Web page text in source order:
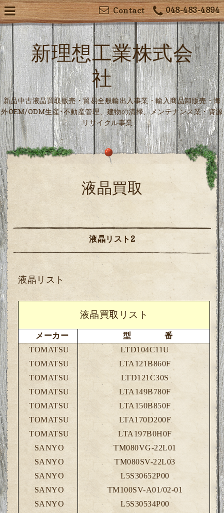
048-483-4894
Contact
新理想工業株式会
社
新品中古液晶買取販売・貿易全般輸出入事業・輸入商品卸販売・海
外OEM/ODM生産･不動産管理、建物の清掃、メンテナンス業・資源
リサイクル事業
液晶買取
液晶リスト2
液晶リスト
液晶買取リスト
メーカー
型 番
TOMATSU
LTD104C11U
TOMATSU
LTA121B860F
TOMATSU
LTD121C30S
TOMATSU
LTA149B780F
TOMATSU
LTA150B850F
TOMATSU
LTA170D200F
TOMATSU
LTA197B0H0F
SANYO
TM080VG-22L01
SANYO
TM080SV-22L03
SANYO
L5S30652P00
SANYO
TM100SV-A01/02-01
SANYO
L5S30534P00